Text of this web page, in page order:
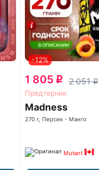
-12%
1 805 q 2 051q
Предтерник
Madness
270 г, Персик - Манго
Mutant